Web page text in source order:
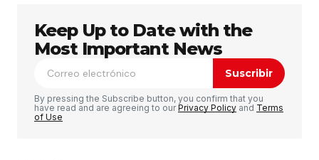
Tu dirección de correo electrónico no será
publicada. Los campos obligatorios están
marcados con*
Comentario *
Keep Up to Date with the
Most Important News
Suscribir
By pressing the Subscribe button, you confirm that you
have read and are agreeing to ourPrivacy Policy and Terms
of Use